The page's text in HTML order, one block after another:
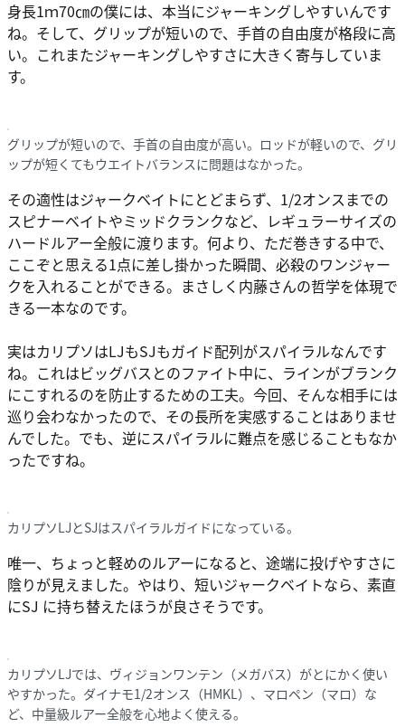
身長1ｍ70㎝の僕には、本当にジャーキングしやすいんです
ね。そして、グリップが短いので、手首の自由度が格段に高
い。これまたジャーキングしやすさに大きく寄与していま
す。
グリップが短いので、手首の自由度が高い。ロッドが軽いので、グリ
ップが短くてもウエイトバランスに問題はなかった。
その適性はジャークベイトにとどまらず、1/2オンスまでの
スピナーベイトやミッドクランクなど、レギュラーサイズの
ハードルアー全般に渡ります。何より、ただ巻きする中で、
ここぞと思える1点に差し掛かった瞬間、必殺のワンジャー
クを入れることができる。まさしく内藤さんの哲学を体現で
きる一本なのです。
実はカリプソはLJもSJもガイド配列がスパイラルなんです
ね。これはビッグバスとのファイト中に、ラインがブランク
にこすれるのを防止するための工夫。今回、そんな相手には
巡り会わなかったので、その長所を実感することはありませ
んでした。でも、逆にスパイラルに難点を感じることもなか
ったですね。
カリプソLJとSJはスパイラルガイドになっている。
唯一、ちょっと軽めのルアーになると、途端に投げやすさに
陰りが見えました。やはり、短いジャークベイトなら、素直
にSJ に持ち替えたほうが良さそうです。
カリプソLJでは、ヴィジョンワンテン（メガバス）がとにかく使い
やすかった。ダイナモ1/2オンス（HMKL）、マロペン（マロ）な
ど、中量級ルアー全般を心地よく使える。